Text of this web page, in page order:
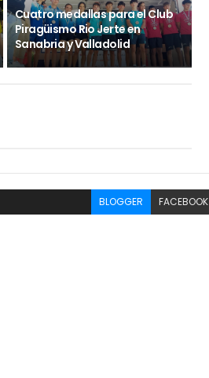
Cuatro medallas para el Club
Piragüismo Rio Jerte en
Sanabria y Valladolid
BLOGGER FACEBOOK